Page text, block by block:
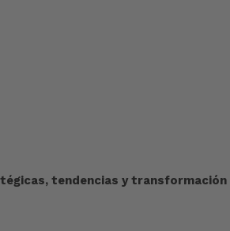
tendencias y transformación